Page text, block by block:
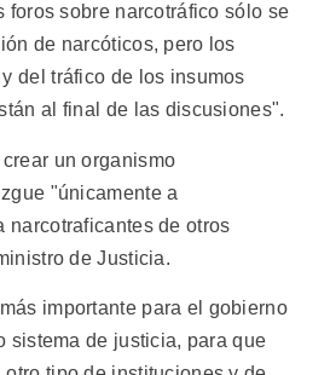
foros sobre narcotráfico sólo se
de narcóticos, pero los
del tráfico de los insumos
al final de las discusiones".
un organismo
"únicamente a
narcotraficantes de otros
de Justicia.
importante para el gobierno
sistema de justicia, para que